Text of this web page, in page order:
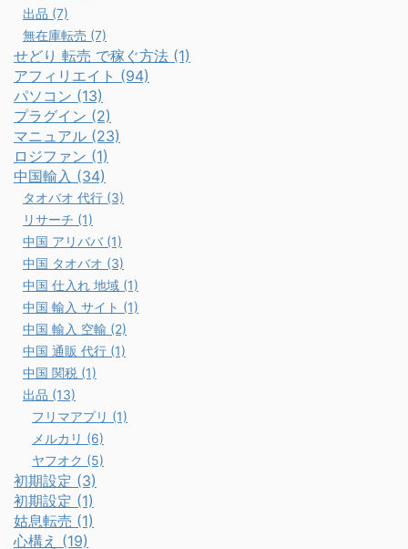
出品 (7)
無在庫転売 (7)
せどり 転売 で稼ぐ方法 (1)
アフィリエイト (94)
パソコン (13)
プラグイン (2)
マニュアル (23)
ロジファン (1)
中国輸入 (34)
タオバオ 代行 (3)
リサーチ (1)
中国 アリババ (1)
中国 タオバオ (3)
中国 仕入れ 地域 (1)
中国 輸入 サイト (1)
中国 輸入 空輸 (2)
中国 通販 代行 (1)
中国 関税 (1)
出品 (13)
フリマアプリ (1)
メルカリ (6)
ヤフオク (5)
初期設定 (3)
初期設定 (1)
姑息転売 (1)
心構え (19)